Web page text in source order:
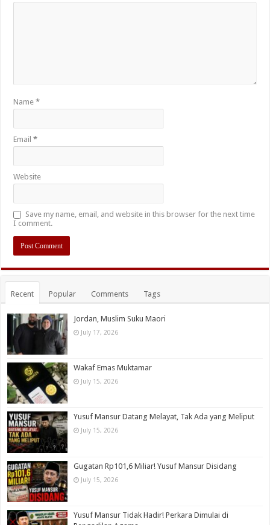
Name*
Email*
Website
Save my name, email, and website in this browser for the next time
I comment.
Recent Popular Comments Tags
Jordan, Muslim Suku Maori
July 17, 2026
Wakaf Emas Muktamar
July 15, 2026
Yusuf Mansur Datang Melayat, Tak Ada yang Meliput
July 15, 2026
Gugatan Rp101,6 Miliar! Yusuf Mansur Disidang
July 15, 2026
Yusuf Mansur Tidak Hadir! Perkara Dimulai di